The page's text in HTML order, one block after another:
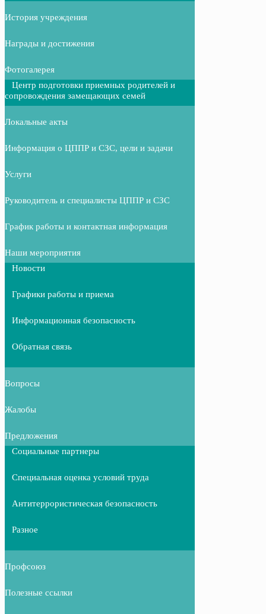
История учреждения
Награды и достижения
Фотогалерея
Центр подготовки приемных родителей и
сопровождения замещающих семей
Локальные акты
Информация о ЦППР и СЗС, цели и задачи
Услуги
Руководитель и специалисты ЦППР и СЗС
График работы и контактная информация
Наши мероприятия
Новости
Графики работы и приема
Информационная безопасность
Обратная связь
Вопросы
Жалобы
Предложения
Социальные партнеры
Специальная оценка условий труда
Антитеррористическая безопасность
Разное
Профсоюз
Полезные ссылки